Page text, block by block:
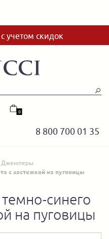
учетом скидок
8 800 700 01 35
0
Джемперы
с застежкой на пуговицы
синего
на пуговицы